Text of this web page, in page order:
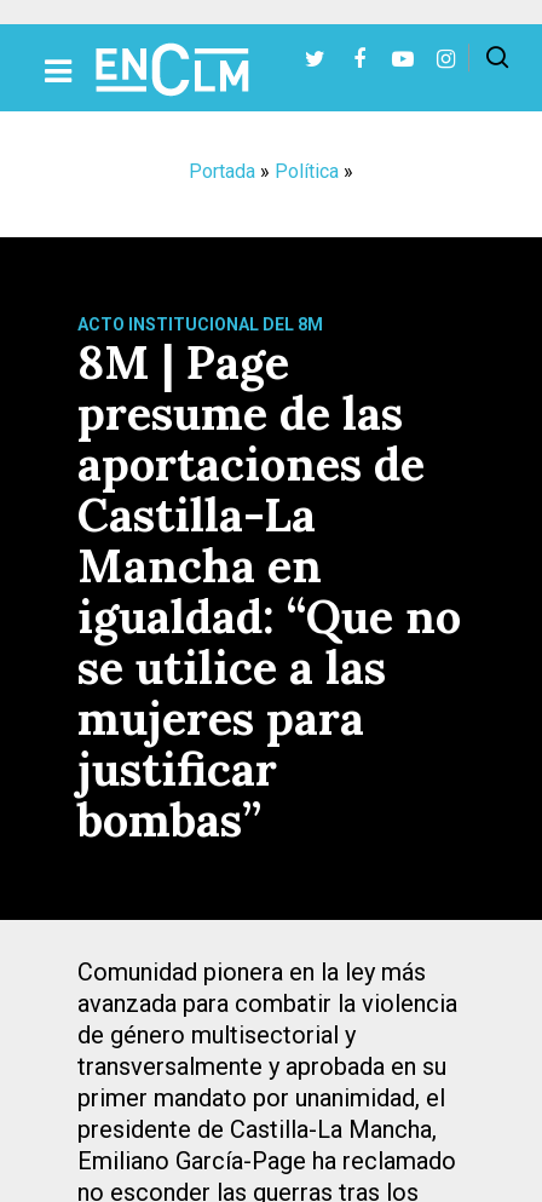
Portada » Política »
ACTO INSTITUCIONAL DEL 8M
8M | Page
presume de las
aportaciones de
Castilla-La
Mancha en
igualdad: “Que no
se utilice a las
mujeres para
justificar
bombas”
Comunidad pionera en la ley más
avanzada para combatir la violencia
de género multisectorial y
transversalmente y aprobada en su
primer mandato por unanimidad, el
presidente de Castilla-La Mancha,
Emiliano García-Page ha reclamado
no esconder las guerras tras los